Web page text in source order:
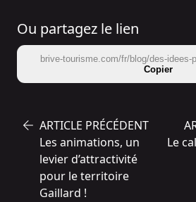
Ou partagez le lien
brive-tourisme.com/fr/blog/des-idees-
Copier
ARTICLE PRÉCÉDENT
Les animations, un
levier d’attractivité
pour le territoire
Gaillard !
Le